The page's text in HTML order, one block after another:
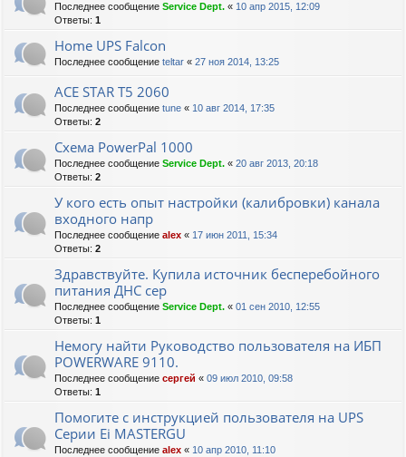
Последнее сообщение Service Dept. « 10 апр 2015, 12:09
Ответы: 1
Home UPS Falcon
Последнее сообщение teltar « 27 ноя 2014, 13:25
ACE STAR T5 2060
Последнее сообщение tune « 10 авг 2014, 17:35
Ответы: 2
Схема PowerPal 1000
Последнее сообщение Service Dept. « 20 авг 2013, 20:18
Ответы: 2
У кого есть опыт настройки (калибровки) канала
входного напр
Последнее сообщение alex « 17 июн 2011, 15:34
Ответы: 2
Здравствуйте. Купила источник бесперебойного
питания ДНС сер
Последнее сообщение Service Dept. « 01 сен 2010, 12:55
Ответы: 1
Немогу найти Руководство пользователя на ИБП
POWERWARE 9110.
Последнее сообщение сергей « 09 июл 2010, 09:58
Ответы: 1
Помогите с инструкцией пользователя на UPS
Серии Ei MASTERGU
Последнее сообщение alex « 10 апр 2010, 11:10